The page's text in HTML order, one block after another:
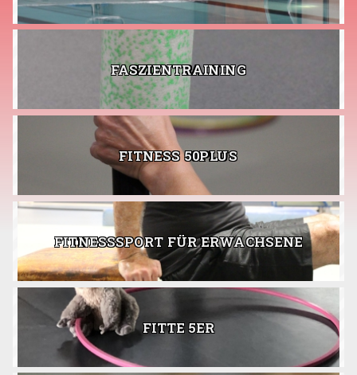
FASZIENTRAINING
FITNESS 50PLUS
FITNESSSPORT FÜR ERWACHSENE
FITTE 5ER